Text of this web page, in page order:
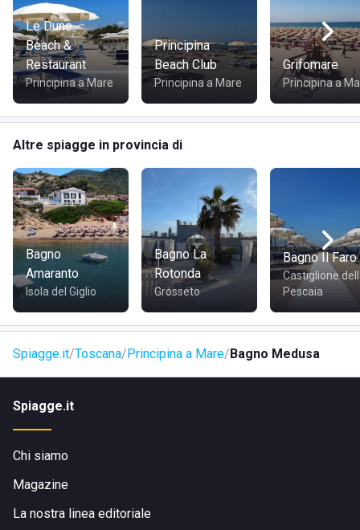
Ampi spazitra le postazioni per garantire privacy e
tranquillità.
DOVE SI TROVA BAGNO MEDUSA
Lo stabilimento è situato in
Piazzale Tirreno, 4 –
Principina a Mare (GR)
Maremma toscana, nota per le sue spiagge incontaminate
e il mare cristallino.
COME RAGGIUNGERE BAGNO MEDUSA
Bagno Medusa si trova lungo illungomare
, nelle
immediate vicinanze del centro abitato. Lo stabilimento è
facilmente raggiungibile:
In auto
Le Dune -
Beach &
Restaurant
Principina a Mare
Principina
Beach Club
Principina a Mare
Grifomare
Principina a
Altre spiagge in provincia di
Bagno
Amaranto
Isola del Giglio
Bagno La
Rotonda
Grosseto
Bagno Il Faro
Castiglione
Pescaia
Spiagge.it Toscana Principina a Mare Bagno Medusa
Spiagge.it
Chi siamo
Magazine
La nostra linea editoriale